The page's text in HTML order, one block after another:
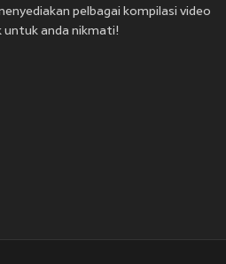
pelbagai kompilasi video
untuk anda nikmati!